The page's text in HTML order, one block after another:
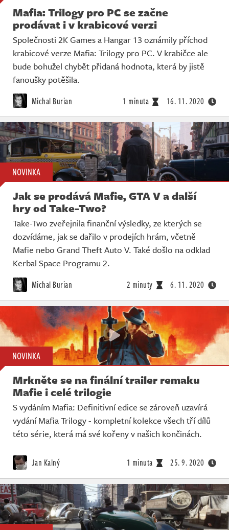
Mafia: Trilogy pro PC se začne
prodávat i v krabicové verzi
Společnosti 2K Games a Hangar 13 oznámily příchod
krabicové verze Mafia: Trilogy pro PC. V krabičce ale
bude bohužel chybět přidaná hodnota, která by jistě
fanoušky potěšila.
Michal Burian 1 minuta 16. 11. 2020
NOVINKA
Jak se prodává Mafie, GTA V a další
hry od Take-Two?
Take-Two zveřejnila finanční výsledky, ze kterých se
dozvídáme, jak se dařilo v prodejích hrám, včetně
Mafie nebo Grand Theft Auto V. Také došlo na odklad
Kerbal Space Programu 2.
Michal Burian 2 minuty 6. 11. 2020
NOVINKA
Mrkněte se na finální trailer remaku
Mafie i celé trilogie
S vydáním Mafia: Definitivní edice se zároveň uzavírá
vydání Mafia Trilogy - kompletní kolekce všech tří dílů
této série, která má své kořeny v našich končinách.
Jan Kalný 1 minuta 25. 9. 2020